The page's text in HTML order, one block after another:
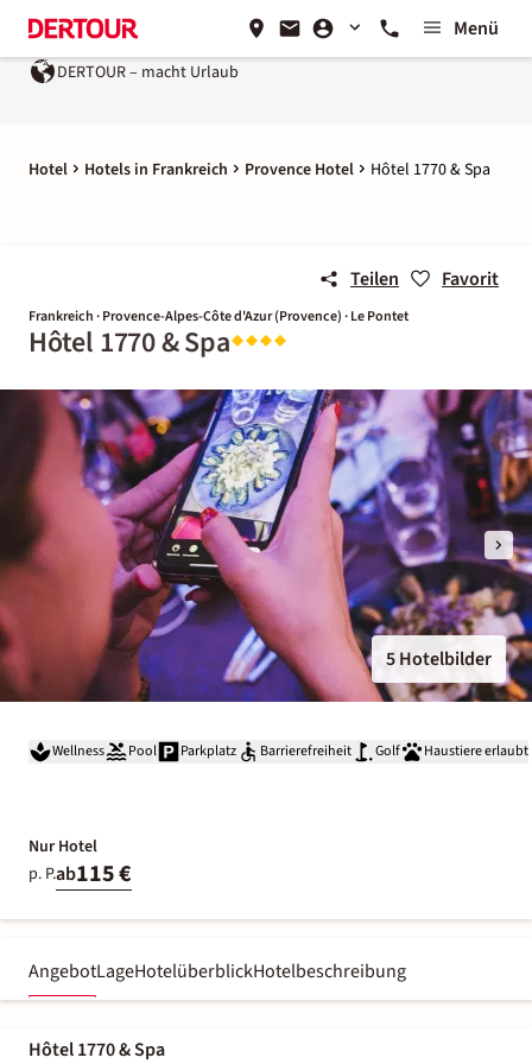
Menü
DERTOUR – macht Urlaub
Hotel Hotels in Frankreich Provence Hotel Hôtel 1770 & Spa
Teilen Favorit
Frankreich · Provence-Alpes-Côte d'Azur (Provence) · Le Pontet
Hôtel 1770 & Spa
5 Hotelbilder
Wellness Pool Parkplatz Barrierefreiheit Golf Haustiere erlaubt
Nur Hotel
p. P.ab115 €
AngebotLageHotelüberblickHotelbeschreibung
Hôtel 1770 & Spa